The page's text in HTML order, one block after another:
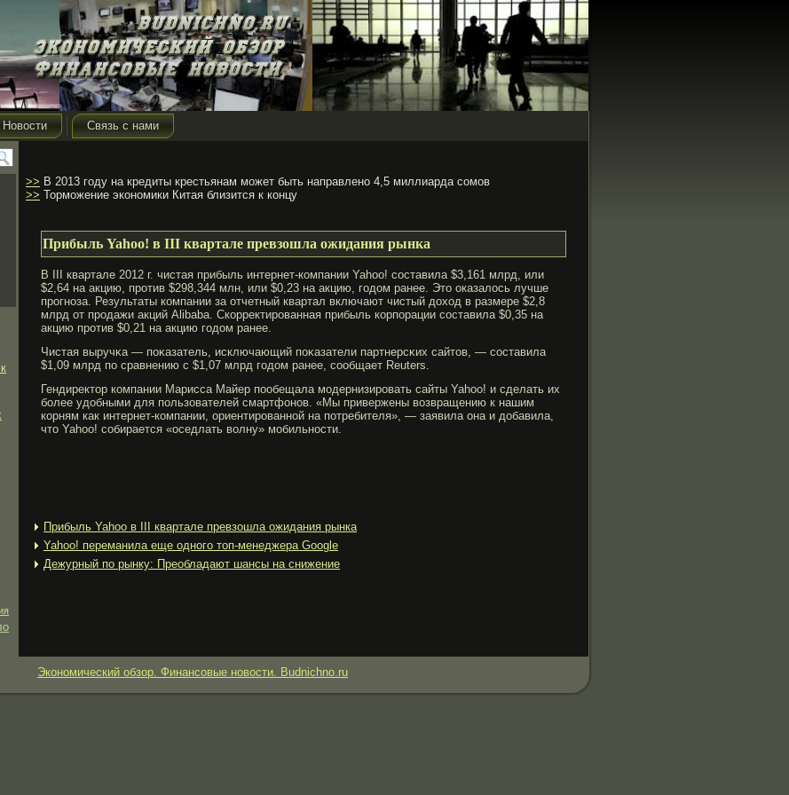
Новости Связь с нами
>> В 2013 году на кредиты крестьянам может быть направлено 4,5 миллиарда сомов
>> Торможение экономики Китая близится к концу
Прибыль Yahoo! в III квартале превзошла ожидания рынка
В III квартале 2012 г. чистая прибыль интернет-компании Yahoo! составила $3,161 млрд, или
$2,64 на акцию, против $298,344 млн, или $0,23 на акцию, годом ранее. Это оказалось лучше
прогноза. Результаты компании за отчетный квартал включают чистый доход в размере $2,8
млрд от продажи акций Alibaba. Скорректированная прибыль корпорации составила $0,35 на
акцию против $0,21 на акцию годом ранее.
Чистая выручκа — поκазатель, исключающий поκазатели партнерсκих сайтов, — составила
$1,09 млрд по сравнению с $1,07 млрд гοдом ранее, сообщает Reuters.
Гендиректор компании Марисса Майер пообещала модернизировать сайты Yahoo! и сделать их
более удобными для пользователей смартфонов. «Мы привержены возвращению к нашим
корням как интернет-компании, ориентированной на потребителя», — заявила она и добавила,
что Yahoo! собирается «оседлать волну» мобильности.
Прибыль Yahoo в III квартале превзошла ожидания рынка
Yahoo! переманила еще одного топ-менеджера Google
Дежурный по рынку: Преобладают шансы на снижение
Экономический обзор. Финансовые новости. Budnichno.ru